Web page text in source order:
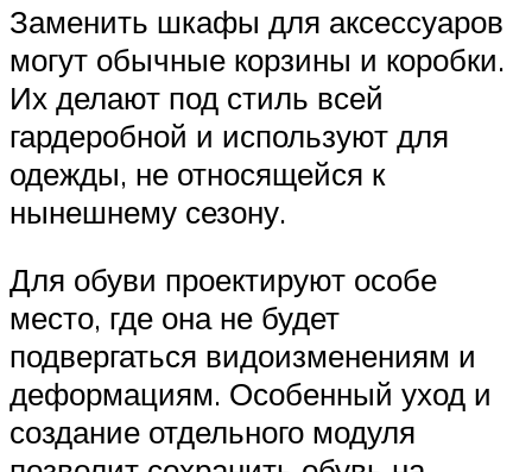
Заменить шкафы для аксессуаров
могут обычные корзины и коробки.
Их делают под стиль всей
гардеробной и используют для
одежды, не относящейся к
нынешнему сезону.
Для обуви проектируют особе
место, где она не будет
подвергаться видоизменениям и
деформациям. Особенный уход и
создание отдельного модуля